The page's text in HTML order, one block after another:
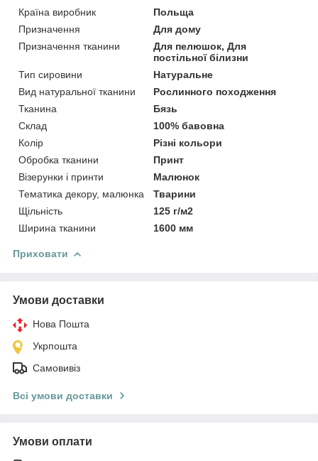
Країна виробник
Польща
Призначення
Для дому
Призначення тканини
Для пелюшок, Для
постільної білизни
Тип сировини
Натуральне
Вид натуральної тканини
Рослинного походження
Тканина
Бязь
Склад
100% бавовна
Колір
Різні кольори
Обробка тканини
Принт
Візерунки і принти
Малюнок
Тематика декору, малюнка
Тварини
Щільність
125 г/м2
Ширина тканини
1600 мм
Приховати
Умови доставки
Нова Пошта
Укрпошта
Самовивіз
Всі умови доставки
Умови оплати